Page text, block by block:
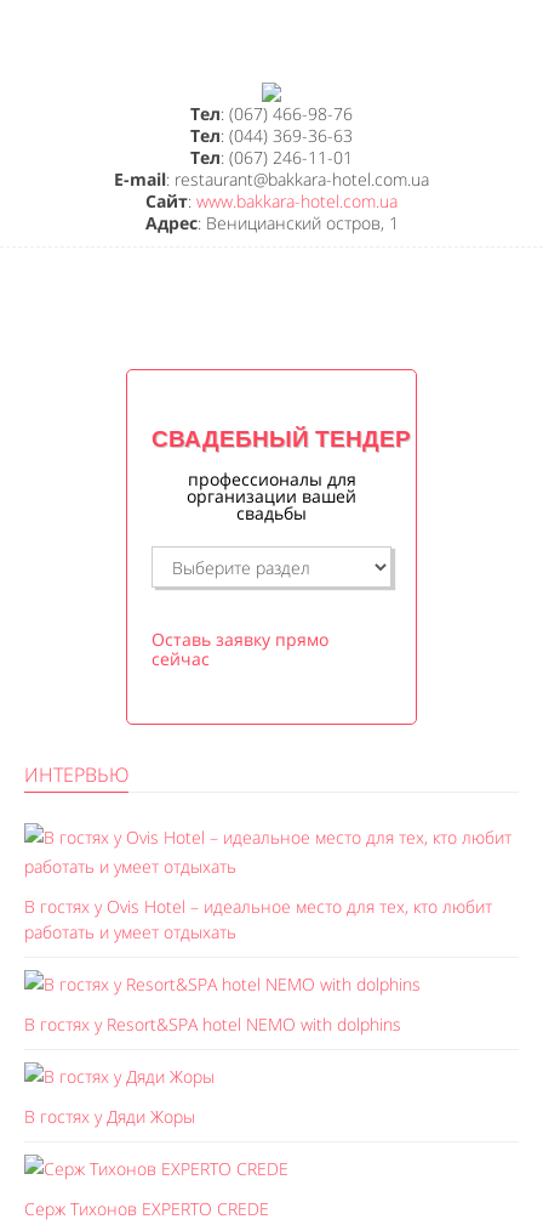
Тел: (067) 466-98-76
Тел: (044) 369-36-63
Тел: (067) 246-11-01
E-mail: restaurant@bakkara-hotel.com.ua
Сайт: www.bakkara-hotel.com.ua
Адрес: Веницианский остров, 1
СВАДЕБНЫЙ ТЕНДЕР
профессионалы для
организации вашей
свадьбы
Оставь заявку прямо
сейчас
ИНТЕРВЬЮ
В гостях у Ovis Hotel – идеальное место для тех, кто любит
работать и умеет отдыхать
В гостях у Resort&SPA hotel NEMO with dolphins
В гостях у Дяди Жоры
Серж Тихонов EXPERTO CREDE